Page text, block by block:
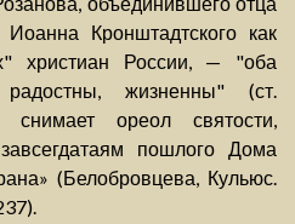
Кронштадтского как
христиан России, — "оба
радостны, жизненны" (ст.
снимает ореол святости,
пошлого Дома
(Белобровцева, Кульюс.